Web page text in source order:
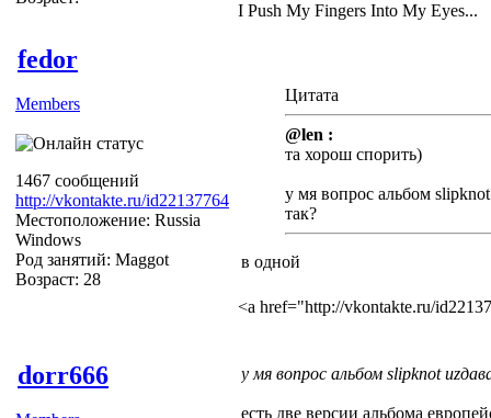
I Push My Fingers Into My Eyes...
fedor
Members
1467 сообщений
http://vkontakte.ru/id22137764
Местоположение: Russia
Windows
Род занятий: Maggot
Возраст: 28
Цитата
@len :
та хорош спорить)
у мя вопрос альбом
так?
в одной
<a href="http://vkontakte.ru/
dorr666 у мя вопрос альбом slipknot
есть две версии альбома